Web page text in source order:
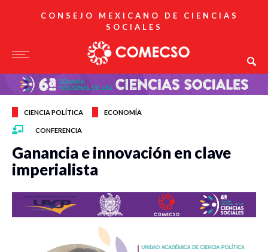
CONSEJO MEXICANO DE CIENCIAS
SOCIALES
CIENCIA POLÍTICA ECONOMÍA
CONFERENCIA
Ganancia e innovación en clave
imperialista